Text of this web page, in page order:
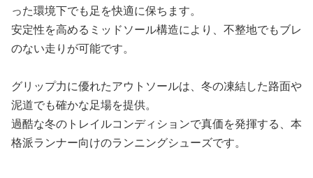
った環境下でも足を快適に保ちます。
安定性を高めるミッドソール構造により、不整地でもブレ
のない走りが可能です。
グリップ力に優れたアウトソールは、冬の凍結した路面や
泥道でも確かな足場を提供。
過酷な冬のトレイルコンディションで真価を発揮する、本
格派ランナー向けのランニングシューズです。